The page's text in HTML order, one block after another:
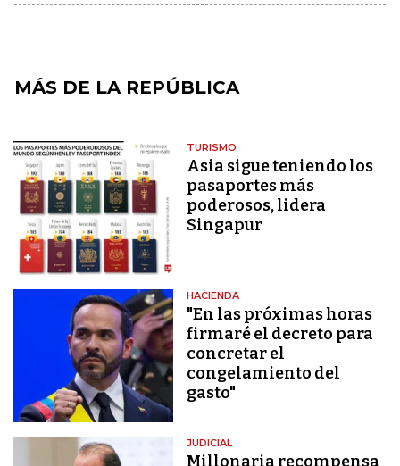
MÁS DE LA REPÚBLICA
TURISMO
Asia sigue teniendo los
pasaportes más
poderosos, lidera
Singapur
HACIENDA
"En las próximas horas
firmaré el decreto para
concretar el
congelamiento del
gasto"
JUDICIAL
Millonaria recompensa